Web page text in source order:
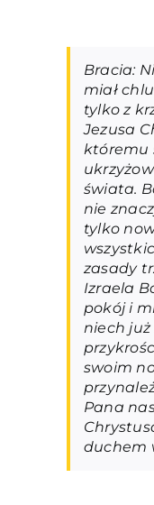
Bracia:
miał
tylko z
Jezusa
któremu
świata.
nie
tylko
zasady
Izraela
pokój i
niech
swoim
Pana
duchem